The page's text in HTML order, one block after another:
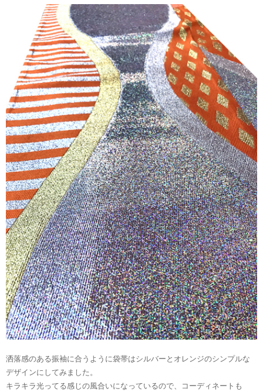
洒落感のある振袖に合うように袋帯はシルバーとオレンジのシンプルな
デザインにしてみました。
キラキラ光ってる感じの風合いになっているので、コーディネートも